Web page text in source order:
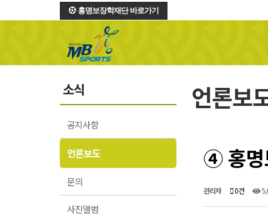
홍명보장학재단 바로가기
소식
공지사항
언론보도
문의
사진앨범
언론보
④ 홍명
관리자 0건